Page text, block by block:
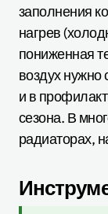
заполнения
нагрев
пониженная
воздух нужно
и в
сезона. В
радиаторах,